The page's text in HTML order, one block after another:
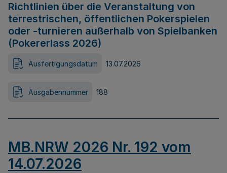
Richtlinien über die Veranstaltung von
terrestrischen, öffentlichen Pokerspielen
oder -turnieren außerhalb von Spielbanken
(Pokererlass 2026)
Ausfertigungsdatum 13.07.2026
Ausgabennummer 188
MB.NRW 2026 Nr. 192 vom
14.07.2026